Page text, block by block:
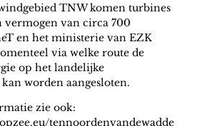
TNW komen turbines
vermogen van circa 700
en het ministerie van EZK
via welke route de
op het landelijke
worden aangesloten.
zie ook:
tennoordenvandewadde